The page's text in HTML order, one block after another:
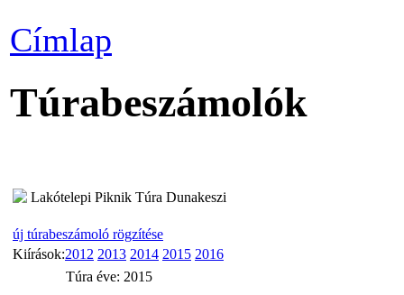
Címlap
Túrabeszámolók
Lakótelepi Piknik Túra Dunakeszi
új túrabeszámoló rögzítése
Kiírások:2012 2013 2014 2015 2016
Túra éve: 2015